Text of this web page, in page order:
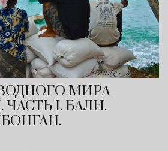
МИРА
I. БАЛИ.